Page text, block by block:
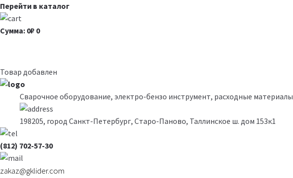
Перейти в каталог
Сумма: 0₽ 0
Товар добавлен
Сварочное оборудование, электро-бензо инструмент, расходные материалы
198205, город Санкт-Петербург, Старо-Паново, Таллинское ш. дом 153к1
(812) 702-57-30
zakaz@gklider.com